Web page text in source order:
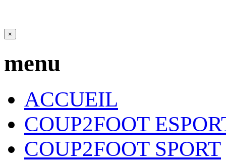
×
menu
ACCUEIL
COUP2FOOT
COUP2FOOT SPORT